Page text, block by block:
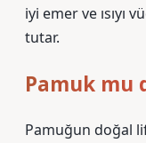
iyi emer ve ısıyı
tutar.
Pamuk mu
Pamuğun doğal